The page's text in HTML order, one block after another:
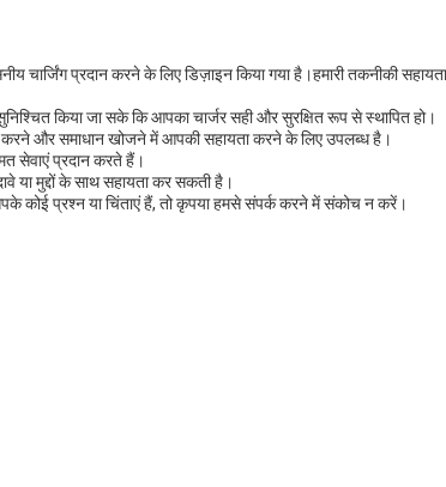
चार्जिंग प्रदान करने के लिए डिज़ाइन किया गया है।हमारी तकनीकी
किया जा सके कि आपका चार्जर सही और सुरक्षित रूप से स्थापित हो।
करने और समाधान खोजने में आपकी सहायता करने के लिए उपलब्ध है।
सेवाएं प्रदान करते हैं।
या मुद्दों के साथ सहायता कर सकती है।
कोई प्रश्न या चिंताएं हैं, तो कृपया हमसे संपर्क करने में संकोच न करें।